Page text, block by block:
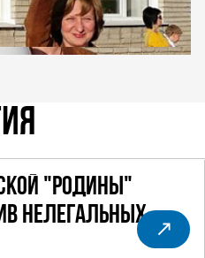
"РОДИНЫ"
НЕЛЕГАЛЬНЫХ